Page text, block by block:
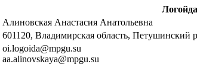
Алиновская Анастасия Анатольевна
601120, Владимирская область,
oi.logoida@mpgu.su
aa.alinovskaya@mpgu.su